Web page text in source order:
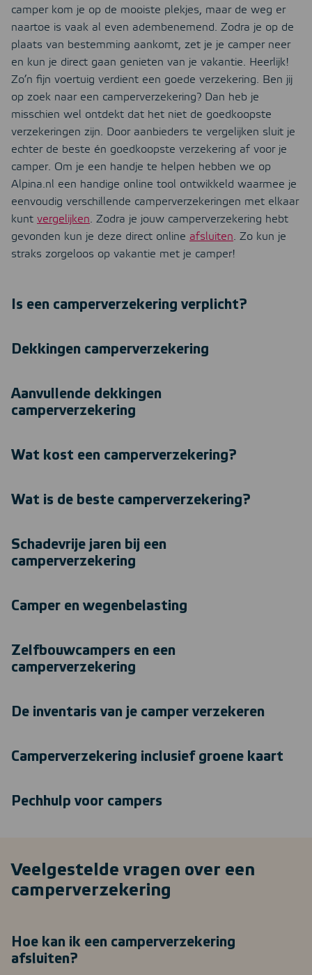
camper kom je op de mooiste plekjes, maar de weg er
naartoe is vaak al even adembenemend. Zodra je op de
plaats van bestemming aankomt, zet je je camper neer
en kun je direct gaan genieten van je vakantie. Heerlijk!
Zo’n fijn voertuig verdient een goede verzekering. Ben jij
op zoek naar een camperverzekering? Dan heb je
misschien wel ontdekt dat het niet de goedkoopste
verzekeringen zijn. Door aanbieders te vergelijken sluit je
echter de beste én goedkoopste verzekering af voor je
camper. Om je een handje te helpen hebben we op
Alpina.nl een handige online tool ontwikkeld waarmee je
eenvoudig verschillende camperverzekeringen met elkaar
kunt vergelijken. Zodra je jouw camperverzekering hebt
gevonden kun je deze direct online afsluiten. Zo kun je
straks zorgeloos op vakantie met je camper!
Is een camperverzekering verplicht?
Dekkingen camperverzekering
Aanvullende dekkingen
camperverzekering
Wat kost een camperverzekering?
Wat is de beste camperverzekering?
Schadevrije jaren bij een
camperverzekering
Camper en wegenbelasting
Zelfbouwcampers en een
camperverzekering
De inventaris van je camper verzekeren
Camperverzekering inclusief groene kaart
Pechhulp voor campers
Veelgestelde vragen over een
camperverzekering
Hoe kan ik een camperverzekering
afsluiten?